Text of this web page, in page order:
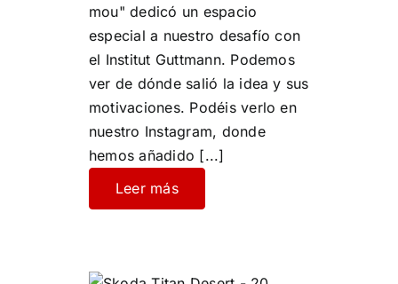
mou" dedicó un espacio
especial a nuestro desafío con
el Institut Guttmann. Podemos
ver de dónde salió la idea y sus
motivaciones. Podéis verlo en
nuestro Instagram, donde
hemos añadido [...]
Leer más